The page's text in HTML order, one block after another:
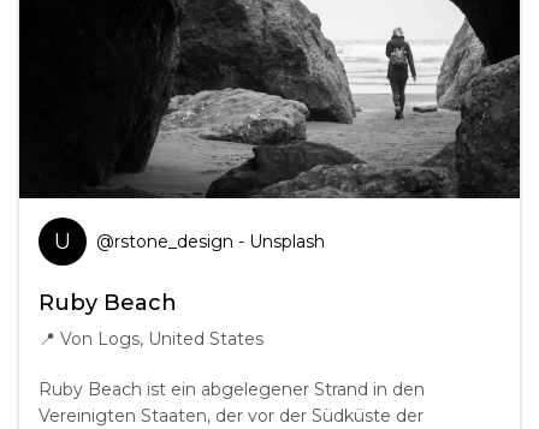
U @rstone_design - Unsplash
Ruby Beach
📍 Von Logs, United States
Ruby Beach ist ein abgelegener Strand in den
Vereinigten Staaten, der vor der Südküste der